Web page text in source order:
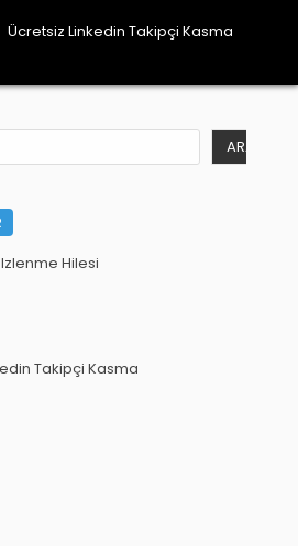
Ücretsiz Linkedin Takipçi Kasma
ARA
Hilesi
Takipçi Kasma